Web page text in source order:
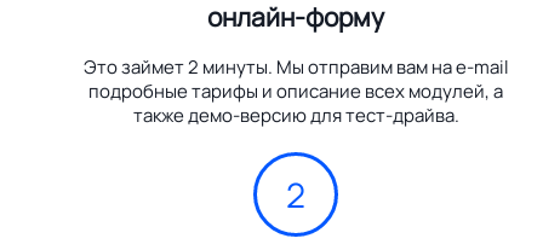
онлайн-форму
Это займет 2 минуты. Мы отправим вам на e-mail
подробные тарифы и описание всех модулей, а
также демо-версию для тест-драйва.
2